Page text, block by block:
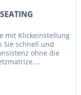
mit Klickeinstellung
Sie schnell und
ohne die